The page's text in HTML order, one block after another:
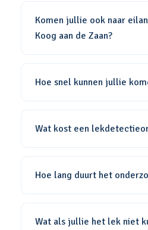
Komen jullie ook naar
Koog aan de Zaan?
Hoe snel kunnen jullie
Wat kost een
Hoe lang duurt het
Wat als jullie het lek niet